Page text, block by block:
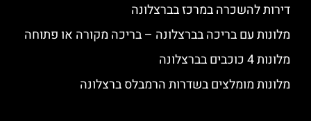
דירות להשכרה במרכז בברצלונה
מלונות עם בריכה בברצלונה – בריכה מקורה או פתוחה
מלונות 4 כוכבים בברצלונה
מלונות מומלצים בשדרות הרמבלס ברצלונה